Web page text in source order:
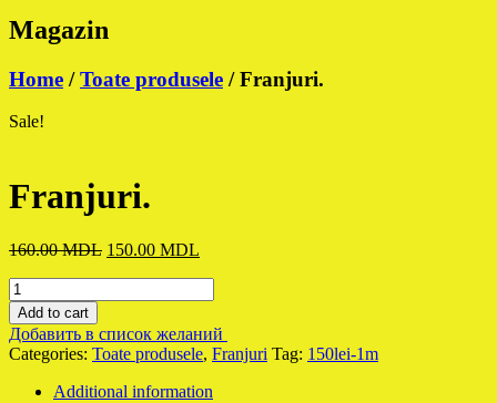
Magazin
Home /Toate produsele / Franjuri.
Sale!
Franjuri.
160.00MDL Original
150.00 MDL
Franjuri.
quantity
Add to cart
Добавить в список желаний
Categories: Toate produsele, Franjuri Tag: 150lei-1m
Additional information